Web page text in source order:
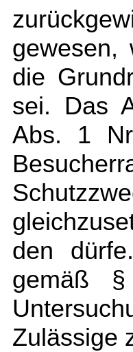
gewesen,
die
sei. Das
Abs. 1
den
gemäß
Zulässige